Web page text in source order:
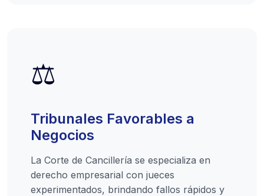
⚖️
Tribunales Favorables a
Negocios
La Corte de Cancillería se especializa en
derecho empresarial con jueces
experimentados, brindando fallos rápidos y